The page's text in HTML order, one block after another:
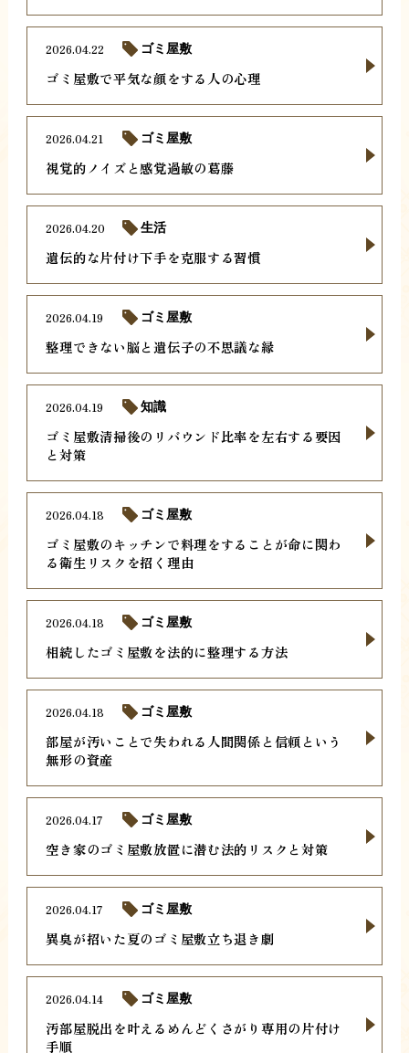
ゴミ屋敷で平気な顔をする人の心理
2026.04.22 ゴミ屋敷
視覚的ノイズと感覚過敏の葛藤
2026.04.21 ゴミ屋敷
遺伝的な片付け下手を克服する習慣
2026.04.20 生活
整理できない脳と遺伝子の不思議な縁
2026.04.19 ゴミ屋敷
ゴミ屋敷清掃後のリバウンド比率を左右する要因
と対策
2026.04.19 知識
ゴミ屋敷のキッチンで料理をすることが命に関わ
る衛生リスクを招く理由
2026.04.18 ゴミ屋敷
相続したゴミ屋敷を法的に整理する方法
2026.04.18 ゴミ屋敷
部屋が汚いことで失われる人間関係と信頼という
無形の資産
2026.04.18 ゴミ屋敷
空き家のゴミ屋敷放置に潜む法的リスクと対策
2026.04.17 ゴミ屋敷
異臭が招いた夏のゴミ屋敷立ち退き劇
2026.04.17 ゴミ屋敷
汚部屋脱出を叶えるめんどくさがり専用の片付け
手順
2026.04.14 ゴミ屋敷